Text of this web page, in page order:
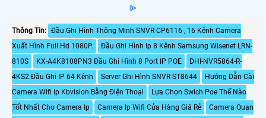
⫸
Thông Tin: Đầu Ghi Hình Thông Minh SNVR-CP6116 , 16 Kênh Camera
Xuất Hình Full Hd 1080P.
Đầu Ghi Hình Ip 8 Kênh Samsung Wisenet LRN-
810S
KX-A4K8108PN3 Đầu Ghi Hình 8 Port IP POE
DHI-NVR5864-R-
4KS2 Đầu Ghi IP 64 Kênh
Server Ghi Hình SNVR-ST8644
Hướng Dẫn Cài
Camera Wifi Ip Kbvision Bằng Điện Thoại
Lựa Chọn Swich Poe Thế Nào
Tốt Nhất Cho Camera Ip
Camera Ip Wifi Cửa Hàng Giá Rẻ
Camera Quan